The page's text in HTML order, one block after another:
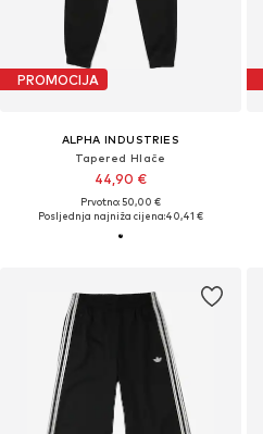
PROMOCIJA
ALPHA INDUSTRIES
Tapered Hlače
44,90 €
Prvotno: 50,00 €
Posljednja najniža cijena:40,41 €